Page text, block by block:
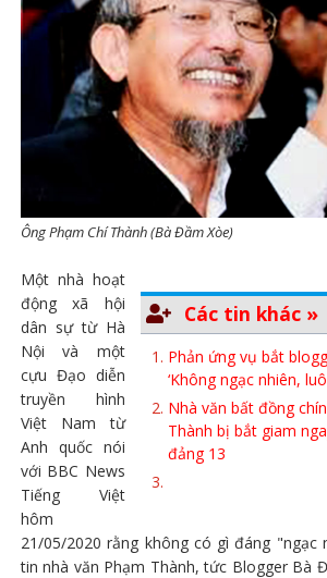
Ông Phạm Chí Thành (Bà Đầm Xòe)
Các tin khác »
Phản ứng vụ bắt
‘Không ngạc nhiên,
Nhà văn bất đồng
Thành bị bắt giam
đảng 13
Một nhà hoạt
động xã hội
dân sự từ Hà
Nội và một
cựu Đạo diễn
truyền hình
Việt Nam từ
Anh quốc nói
với BBC News
Tiếng Việt
hôm
21/05/2020 rằng không có gì đáng "ngạc
tin nhà văn Phạm Thành, tức Blogger Bà